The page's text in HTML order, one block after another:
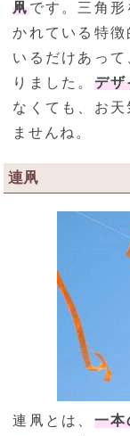
凧です。三角
かれている特
いるだけあっ
りました。 デザ
なくても、お
ませんね。
連凧
連凧とは、 一本